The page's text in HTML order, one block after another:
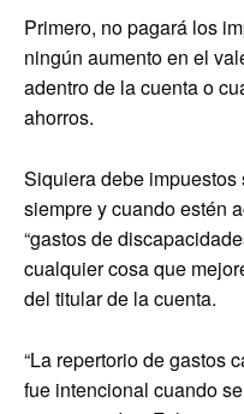
Primero, no pagará los
ningún aumento en el
adentro de la cuenta o
ahorros.
Siquiera debe impuestos
siempre y cuando estén
“gastos de
cualquier cosa que
del titular de la cuenta.
“La repertorio de gastos
fue intencional cuando